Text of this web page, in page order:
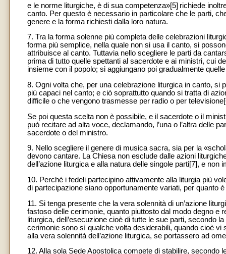
e le norme liturgiche, è di sua competenza»[5] richiede
canto. Per questo è necessario in particolare che le parti,
genere e la forma richiesti dalla loro natura.
7. Tra la forma solenne più completa delle celebrazioni
forma più semplice, nella quale non si usa il canto, si
attribuisce al canto. Tuttavia nello scegliere le parti da
prima di tutto quelle spettanti al sacerdote e ai ministri, cui
insieme con il popolo; si aggiungano poi gradualmente
8. Ogni volta che, per una celebrazione liturgica in canto, si
più capaci nel canto; e ciò soprattutto quando si tratta di
difficile o che vengono trasmesse per radio o per
Se poi questa scelta non è possibile, e il sacerdote o il
può recitare ad alta voce, declamando, l’una o l’altra delle
sacerdote o del ministro.
9. Nello scegliere il genere di musica sacra, sia per la
devono cantare. La Chiesa non esclude dalle azioni
dell’azione liturgica e alla natura delle singole parti[7], e
10. Perché i fedeli partecipino attivamente alla liturgia più
di partecipazione siano opportunamente variati, per quanto
11. Si tenga presente che la vera solennità di un’azione
fastoso delle cerimonie, quanto piuttosto dal modo degno e
liturgica, dell’esecuzione cioè di tutte le sue parti, secondo
cerimonie sono sì qualche volta desiderabili, quando cioè
alla vera solennità dell’azione liturgica, se portassero ad
12. Alla sola Sede Apostolica compete di stabilire,